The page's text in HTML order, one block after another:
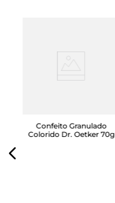
Confeito Granulado
Colorido Dr. Oetker 70g